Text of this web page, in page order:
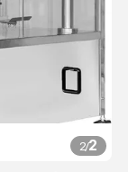
2
/
2